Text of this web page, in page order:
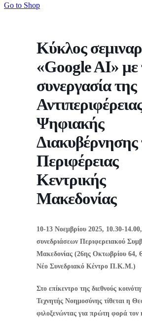
Go to Shop
Κύκλος
«Google AI» με
συνεργασία της
Ψηφιακής
Διακυβέρνησης
Περιφέρειας
Κεντρικής
Μακεδονίας
10-13 Νοεμβρίου 2025, 10.30-
συνεδριάσεων Περιφερειακού
Μακεδονίας (26ης Οκτωβρίου 64,
Νέο Συνεδριακό Κέντρο Π.Κ.Μ.)
Στο επίκεντρο της διεθνούς
Τεχνητής Νοημοσύνης τίθεται η
φιλοξενώντας για πρώτη φορά τον